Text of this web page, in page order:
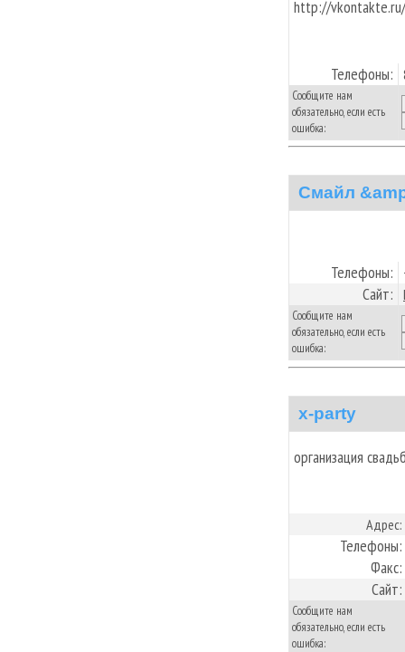
http://
Телефоны:
Сообщите нам
обязательно, если есть
ошибка:
Смайл
Телефоны:
Сайт:
Сообщите нам
обязательно, если есть
ошибка:
x-party
организация
Адрес:
Телефоны:
Факс:
Сайт:
Сообщите нам
обязательно, если есть
ошибка: